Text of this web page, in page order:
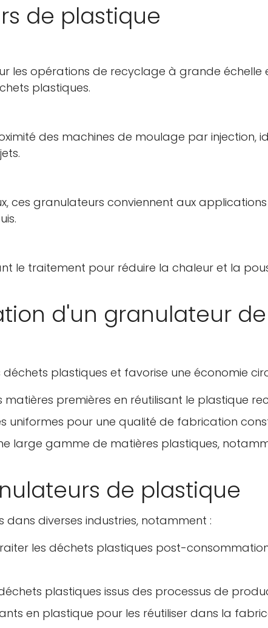
de plastique
les opérations de recyclage à grande échelle
plastiques.
des machines de moulage par injection,
ces granulateurs conviennent aux
le traitement pour réduire la chaleur et la
d'un granulateur de
plastiques et favorise une économie
matières premières en réutilisant le plastique
uniformes pour une qualité de fabrication
large gamme de matières plastiques,
de plastique
diverses industries, notamment :
les déchets plastiques post-
plastiques issus des processus de
en plastique pour les réutiliser dans la
Confirmez votre âge